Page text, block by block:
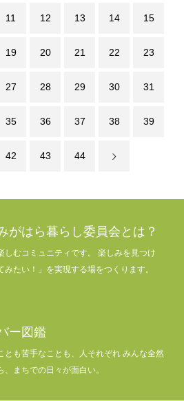
11 12 13 14 15
19 20 21 22 23
27 28 29 30 31
35 36 37 38 39
42 43 44
がはら暮らし委員会とは？
しむコミュニティです。 楽しみを見つけ
みたい！」を実現する場をつくります。
ー図鑑
とも苦手なことも、人それぞれ みんな全然
、まちでの日々が面白い。